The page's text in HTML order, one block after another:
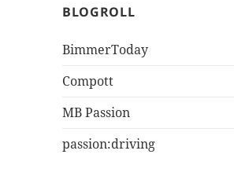
BLOGROLL
BimmerToday
Compott
MB Passion
passion:driving